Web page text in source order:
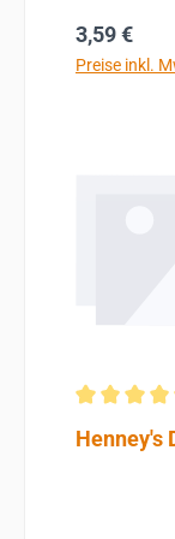
Regulärer
3,59 €
Preise inkl.
Henney's